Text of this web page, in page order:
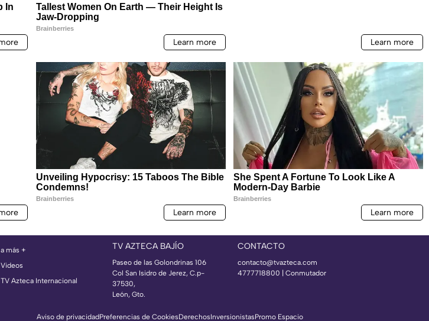
a más +
Videos
TV Azteca Internacional
TV AZTECA BAJÍO
Paseo de las Golondrinas 106
Col San Isidro de Jerez, C.p-
37530,
León, Gto.
CONTACTO
contacto@tvazteca.com
4777718800 | Conmutador
Aviso de privacidadPreferencias de CookiesDerechosInversionistasPromo Espacio